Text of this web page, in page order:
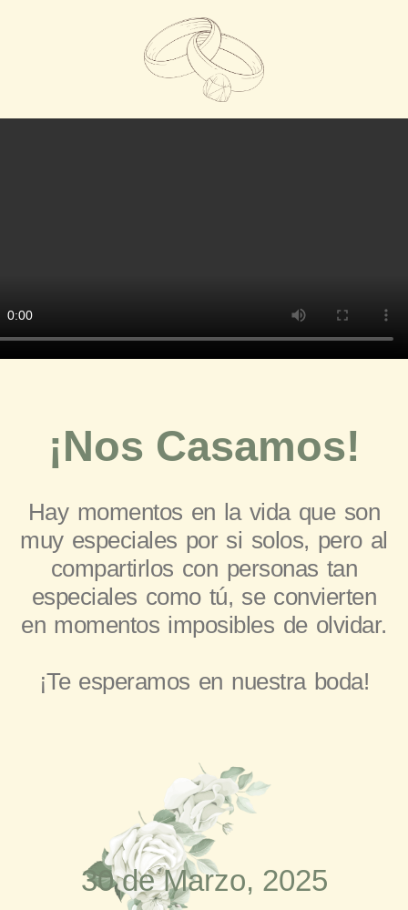
¡Nos Casamos!
Hay momentos en la vida que son
muy especiales por si solos, pero al
compartirlos con personas tan
especiales como tú, se convierten
en momentos imposibles de olvidar.
¡Te esperamos en nuestra boda!
30 de Marzo, 2025